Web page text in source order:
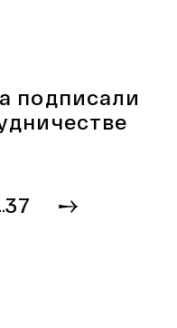
подписали
37